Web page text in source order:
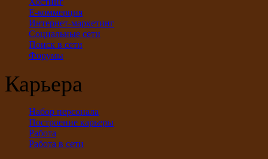
Е-коммерция
Интернет-маркетинг
Социальные сети
Поиск в сети
Форумы
Карьера
Набор персонала
Построение карьеры
Работа
Работа в сети